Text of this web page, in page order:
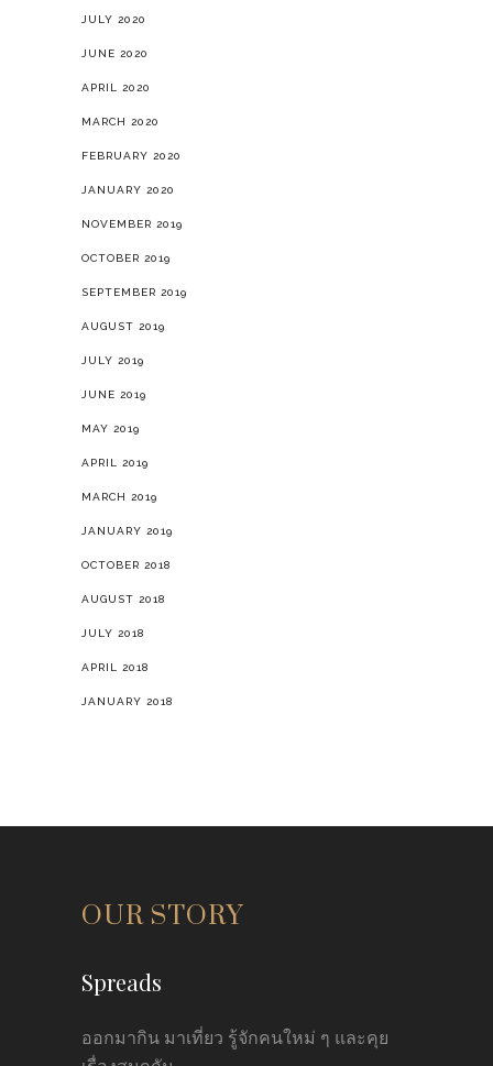
JULY 2020
JUNE 2020
APRIL 2020
MARCH 2020
FEBRUARY 2020
JANUARY 2020
NOVEMBER 2019
OCTOBER 2019
SEPTEMBER 2019
AUGUST 2019
JULY 2019
JUNE 2019
MAY 2019
APRIL 2019
MARCH 2019
JANUARY 2019
OCTOBER 2018
AUGUST 2018
JULY 2018
APRIL 2018
JANUARY 2018
OUR STORY
Spreads
ออกมากิน มาเที่ยว รู้จักคนใหม่ ๆ และคุย